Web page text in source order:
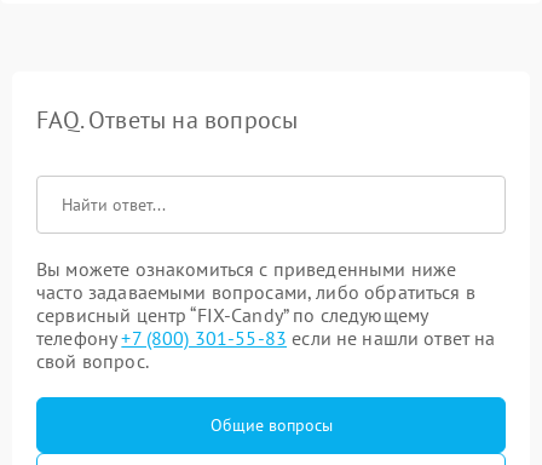
FAQ. Ответы на вопросы
Вы можете ознакомиться с приведенными ниже
часто задаваемыми вопросами, либо обратиться в
сервисный центр “FIX-Candy” по следующему
телефону+7 (800) 301-55-83 если не нашли ответ на
свой вопрос.
Общие вопросы